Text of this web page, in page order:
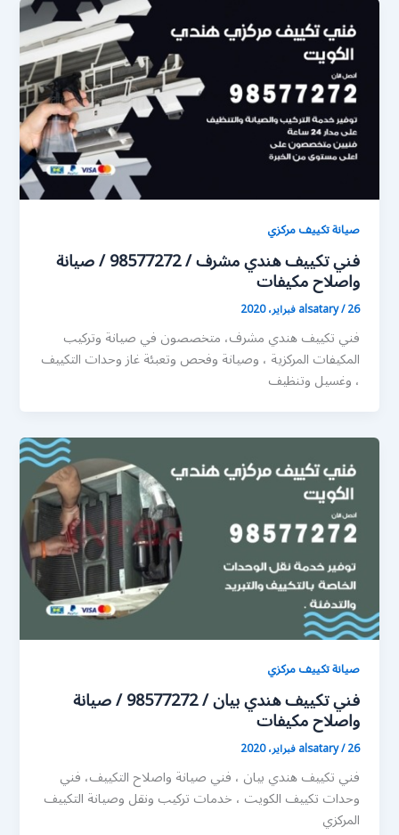
صيانة تكييف مركزي
فني تكييف هندي مشرف / 98577272 / صيانة
واصلاح مكيفات
alsatary/26 فبراير، 2020
فني تكييف هندي مشرف، متخصصون في صيانة وتركيب
المكيفات المركزية ، وصيانة وفحص وتعبئة غاز وحدات التكييف
، وغسيل وتنظيف
صيانة تكييف مركزي
فني تكييف هندي بيان / 98577272 / صيانة
واصلاح مكيفات
alsatary/26 فبراير، 2020
فني تكييف هندي بيان ، فني صيانة واصلاح التكييف، فني
وحدات تكييف الكويت ، خدمات تركيب ونقل وصيانة التكييف
المركزي